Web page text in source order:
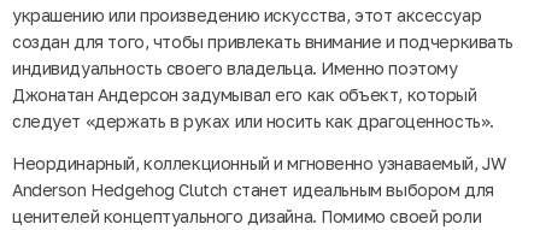
украшению или произведению искусства, этот аксессуар
создан для того, чтобы привлекать внимание и подчеркивать
индивидуальность своего владельца. Именно поэтому
Джонатан Андерсон задумывал его как объект, который
следует «держать в руках или носить как драгоценность».
Неординарный, коллекционный и мгновенно узнаваемый, JW
Anderson Hedgehog Clutch станет идеальным выбором для
ценителей концептуального дизайна. Помимо своей роли